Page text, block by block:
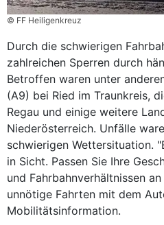
© FF Heiligenkreuz
Durch die schwierigen
zahlreichen Sperren durch
Betroffen waren unter
(A9) bei Ried im Traunkreis,
Regau und einige weitere
Niederösterreich. Unfälle
schwierigen Wettersituation.
in Sicht. Passen Sie Ihre
und Fahrbahnverhältnissen
unnötige Fahrten mit dem
Mobilitätsinformation.